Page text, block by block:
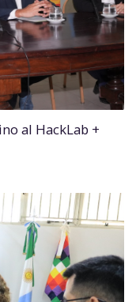
al HackLab +